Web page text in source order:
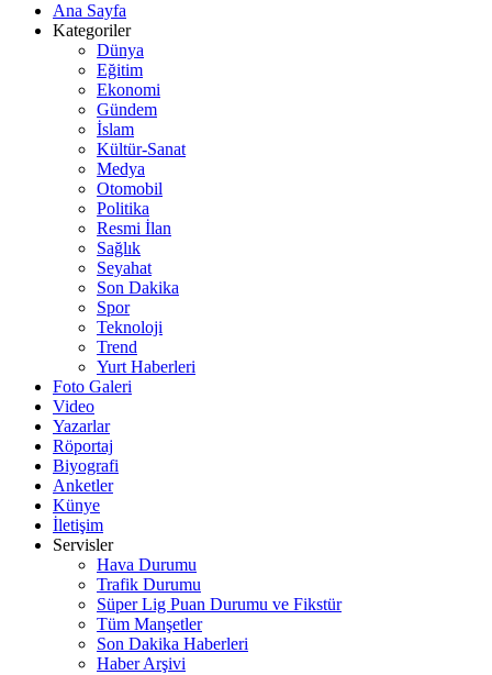
Ana Sayfa
Kategoriler
Dünya
Eğitim
Ekonomi
Gündem
İslam
Kültür-Sanat
Medya
Otomobil
Politika
Resmi İlan
Sağlık
Seyahat
Son Dakika
Spor
Teknoloji
Trend
Yurt Haberleri
Foto Galeri
Video
Yazarlar
Röportaj
Biyografi
Anketler
Künye
İletişim
Servisler
Hava Durumu
Trafik Durumu
Süper Lig Puan Durumu ve Fikstür
Tüm Manşetler
Son Dakika Haberleri
Haber Arşivi